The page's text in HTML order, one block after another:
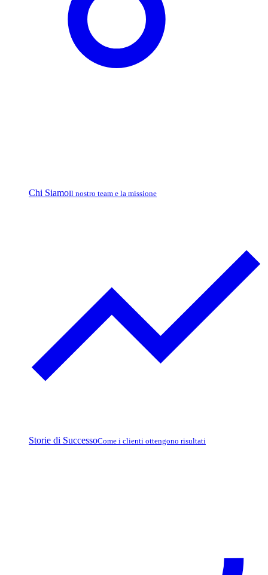
Chi SiamoIl nostro team e la missione
Storie di SuccessoCome i clienti ottengono risultati